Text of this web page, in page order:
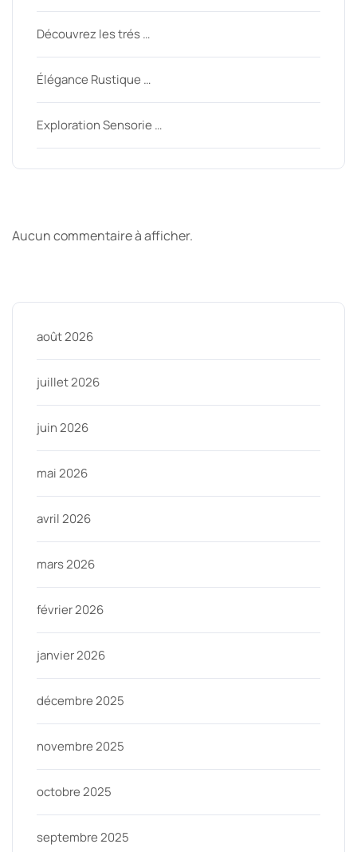
Découvrez les trés …
Élégance Rustique …
Exploration Sensorie …
Aucun commentaire à afficher.
août 2026
juillet 2026
juin 2026
mai 2026
avril 2026
mars 2026
février 2026
janvier 2026
décembre 2025
novembre 2025
octobre 2025
septembre 2025